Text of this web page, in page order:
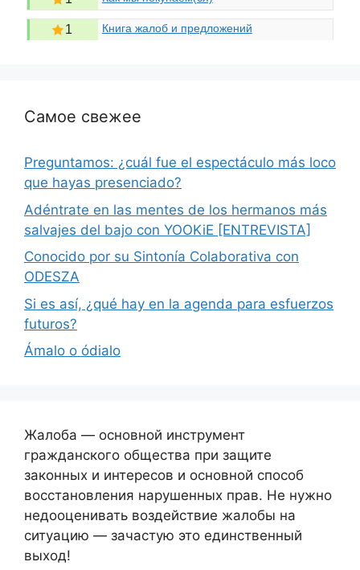
1 Книга жалоб и предложений
Самое свежее
Preguntamos: ¿cuál fue el espectáculo más loco
que hayas presenciado?
Adéntrate en las mentes de los hermanos más
salvajes del bajo con YOOKiE [ENTREVISTA]
Conocido por su Sintonía Colaborativa con
ODESZA
Si es así, ¿qué hay en la agenda para esfuerzos
futuros?
Ámalo o ódialo
Жалоба — основной инструмент
гражданского общества при защите
законных и интересов и основной способ
восстановления нарушенных прав. Не нужно
недооценивать воздействие жалобы на
ситуацию — зачастую это единственный
выход!